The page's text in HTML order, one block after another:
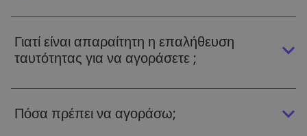
Γιατί είναι απαραίτητη η επαλήθευση
ταυτότητας για να αγοράσετε ;
Πόσα πρέπει να αγοράσω;